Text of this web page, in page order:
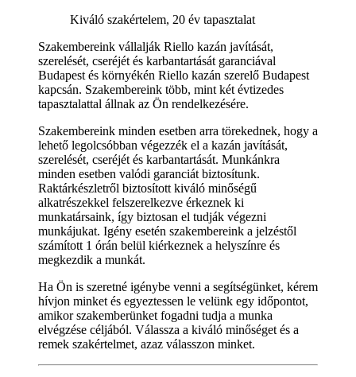
Kiváló szakértelem, 20 év tapasztalat
Szakembereink vállalják Riello kazán javítását,
szerelését, cseréjét és karbantartását garanciával
Budapest és környékén Riello kazán szerelő Budapest
kapcsán. Szakembereink több, mint két évtizedes
tapasztalattal állnak az Ön rendelkezésére.
Szakembereink minden esetben arra törekednek, hogy a
lehető legolcsóbban végezzék el a kazán javítását,
szerelését, cseréjét és karbantartását. Munkánkra
minden esetben valódi garanciát biztosítunk.
Raktárkészletről biztosított kiváló minőségű
alkatrészekkel felszerelkezve érkeznek ki
munkatársaink, így biztosan el tudják végezni
munkájukat. Igény esetén szakembereink a jelzéstől
számított 1 órán belül kiérkeznek a helyszínre és
megkezdik a munkát.
Ha Ön is szeretné igénybe venni a segítségünket, kérem
hívjon minket és egyeztessen le velünk egy időpontot,
amikor szakemberünket fogadni tudja a munka
elvégzése céljából. Válassza a kiváló minőséget és a
remek szakértelmet, azaz válasszon minket.